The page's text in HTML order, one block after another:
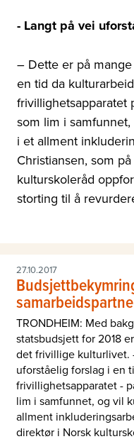
- Langt på vei
– Dette er på
en tid da
frivillighetsapparatet
som lim i
i et allment
Christiansen, som
kulturskoleråd
storting til å
27.10.2017
TRONDHEIM: Med
statsbudsjett for 2018
det frivillige kulturlivet.
uforståelig forslag i en
frivillighetsapparatet -
lim i samfunnet, og vil
allment
direktør i Norsk